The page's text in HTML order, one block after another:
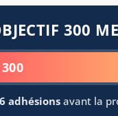
300
adhésionsavant la